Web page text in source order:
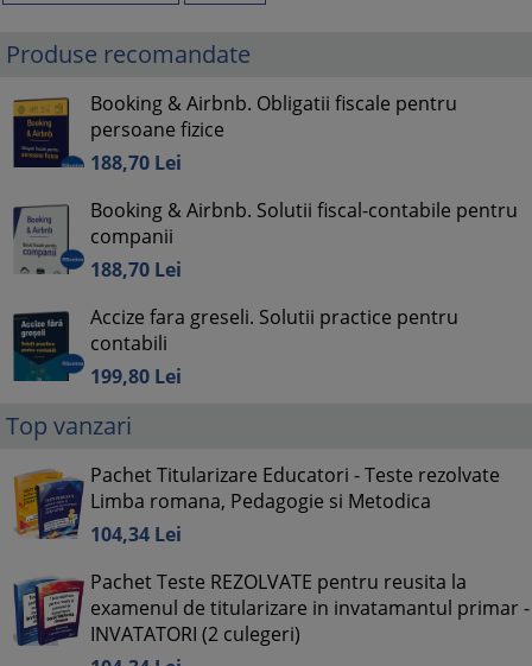
Produse recomandate
Booking & Airbnb. Obligatii fiscale pentru
persoane fizice
188,70 Lei
Booking & Airbnb. Solutii fiscal-contabile pentru
companii
188,70 Lei
Accize fara greseli. Solutii practice pentru
contabili
199,80 Lei
Top vanzari
Pachet Titularizare Educatori - Teste rezolvate
Limba romana, Pedagogie si Metodica
104,34 Lei
Pachet Teste REZOLVATE pentru reusita la
examenul de titularizare in invatamantul primar -
INVATATORI (2 culegeri)